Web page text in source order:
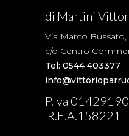
di Martini
Via Marco Bussato,
c/o Centro
Tel: 0544 403377
P.Iva
R.E.A.158221